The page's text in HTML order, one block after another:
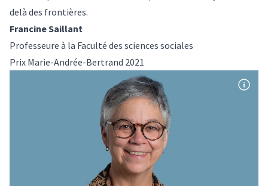
delà des frontières.
Francine Saillant
Professeure à la Faculté des sciences sociales
Prix Marie-Andrée-Bertrand 2021